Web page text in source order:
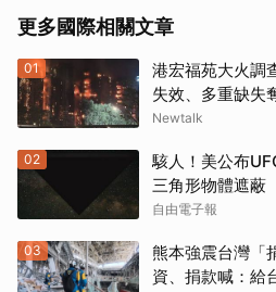
更多國際相關文章
01
港宏福苑大火調
失效、多重缺失
Newtalk
02
駭人！美公布
三角形物體遮蔽
自由電子報
03
熊本強震台灣
資、捐款喊：給